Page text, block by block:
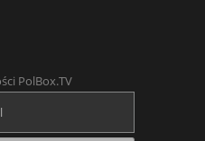
PolBox.TV